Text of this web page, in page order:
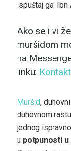
ispuštaj ga. Ibn
Ako se i vi
muršidom
na
linku: Kontakt
Muršid,
duhovnom
jednog
u potpunosti u